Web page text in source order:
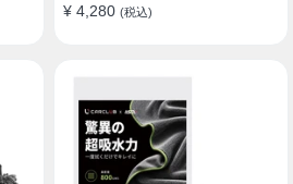
110°可動ヘッド 15°カーブ設計
¥ 4,280 (税込)